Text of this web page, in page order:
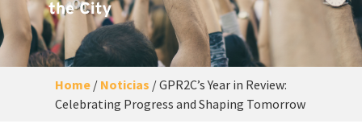
Home/ Noticias /GPR2C’s Year in Review:
Celebrating Progress and Shaping Tomorrow